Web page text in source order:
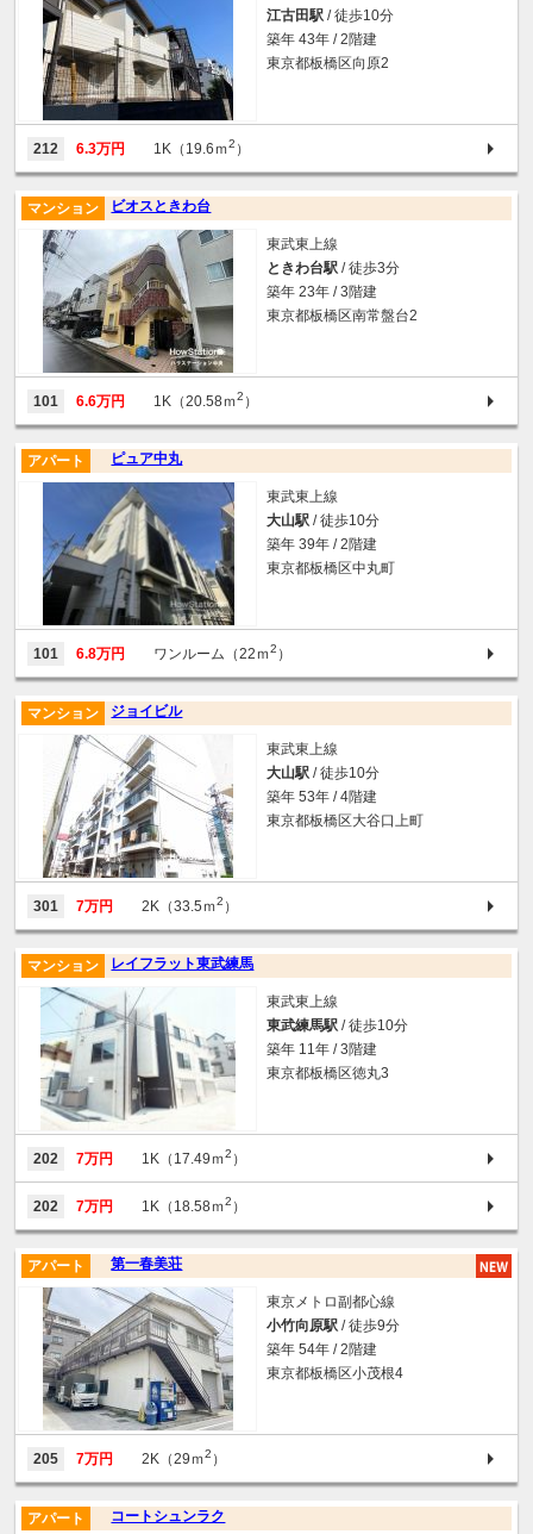
江古田駅 / 徒歩10分
築年 43年 / 2階建
東京都板橋区向原2
212 6.3万円 1K（19.6ｍ2 ）
ビオスときわ台
マンション
東武東上線
ときわ台駅 / 徒歩3分
築年 23年 / 3階建
東京都板橋区南常盤台2
101 6.6万円 1K（20.58ｍ2 ）
ピュア中丸
アパート
東武東上線
大山駅 / 徒歩10分
築年 39年 / 2階建
東京都板橋区中丸町
101 6.8万円 ワンルーム（22ｍ2 ）
ジョイビル
マンション
東武東上線
大山駅 / 徒歩10分
築年 53年 / 4階建
東京都板橋区大谷口上町
301 7万円 2K（33.5ｍ2 ）
レイフラット東武練馬
マンション
東武東上線
東武練馬駅 / 徒歩10分
築年 11年 / 3階建
東京都板橋区徳丸3
202 7万円 1K（17.49ｍ2 ）
202 7万円 1K（18.58ｍ2 ）
第一春美荘
アパート
東京メトロ副都心線
小竹向原駅 / 徒歩9分
築年 54年 / 2階建
東京都板橋区小茂根4
205 7万円 2K（29ｍ2 ）
コートシュンラク
アパート